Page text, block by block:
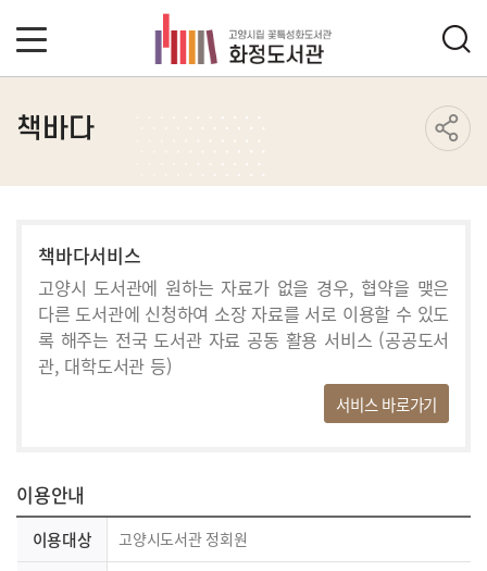
책바다
책바다서비스
고양시 도서관에 원하는 자료가 없을 경우, 협약을 맺은
다른 도서관에 신청하여 소장 자료를 서로 이용할 수 있도
록 해주는 전국 도서관자료 공동 활용 서비스 (공공도서
관, 대학도서관 등)
서비스 바로가기
이용안내
이용대상 고양시도서관 정회원